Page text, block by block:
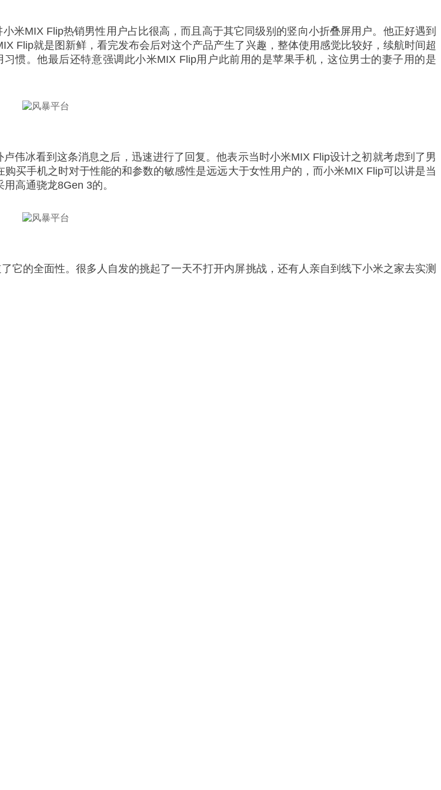
米MIX Flip热销男性用户占比很高，而且高于其它同级别的竖向小折叠屏用户。他正好遇到
Flip就是图新鲜，看完发布会后对这个产品产生了兴趣，整体使用感觉比较好，续航时间超
惯。他最后还特意强调此小米MIX Flip用户此前用的是苹果手机，这位男士的妻子用的是
伟冰看到这条消息之后，迅速进行了回复。他表示当时小米MIX Flip设计之初就考虑到了男
买手机之时对于性能的和参数的敏感性是远远大于女性用户的，而小米MIX Flip可以讲是当
高通骁龙8Gen 3的。
它的全面性。很多人自发的挑起了一天不打开内屏挑战，还有人亲自到线下小米之家去实测